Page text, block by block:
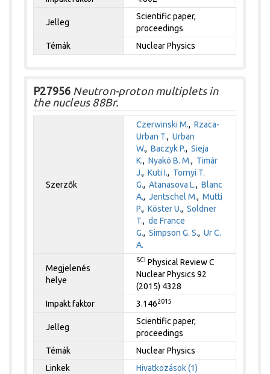
Jelleg
Scientific paper,
proceedings
Témák
Nuclear Physics
P27956 Neutron-proton multiplets in
the nucleus 88Br.
Szerzők
Czerwinski M.,Rzaca-
Urban T.,Urban
W.,Baczyk P.,Sieja
K.,Nyakó B. M., Timár
J.,Kuti I., Tornyi T.
G.,Atanasova L.,Blanc
A.,Jentschel M.,Mutti
P.,Köster U.,Soldner
T.,de France
G.,Simpson G. S.,Ur C.
A.
Megjelenés
helye
SCI Physical Review C
Nuclear Physics 92
(2015) 4328
Impakt faktor
3.1462015
Jelleg
Scientific paper,
proceedings
Témák
Nuclear Physics
Linkek
Hivatkozások (1)